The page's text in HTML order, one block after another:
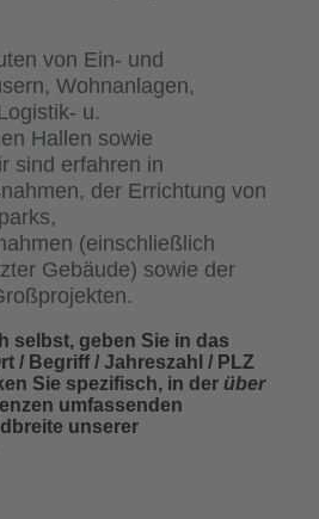
von Ein- und
Wohnanlagen,
u.
Hallen sowie
sind erfahren in
der Errichtung von
(einschließlich
Gebäude) sowie der
selbst, geben Sie in das
/ Begriff / Jahreszahl / PLZ
Sie spezifisch, in der über
umfassenden
unserer